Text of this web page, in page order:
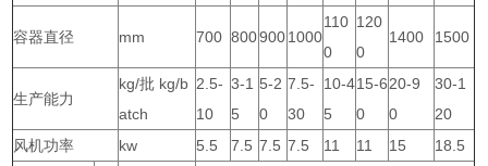
容器直径 mm 700 8009001000
110
0
120
0
1400 1500
生产能力
kg/批 kg/b
atch
2.5-
10
3-1
5
5-2
0
7.5-
30
10-4
5
15-6
0
20-9
0
30-1
20
风机功率
kw 5.5 7.5 7.5 7.5 11 11 15 18.5